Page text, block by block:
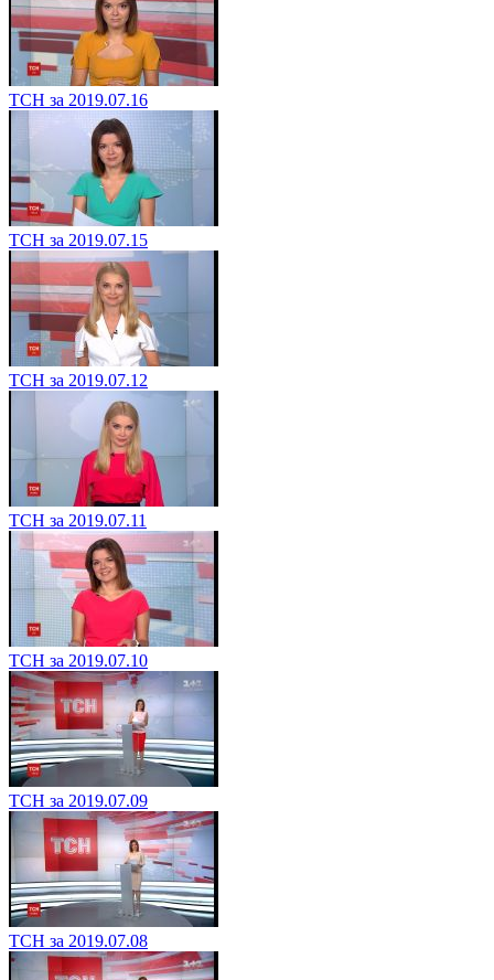
ТСН за 2019.07.16
ТСН за 2019.07.15
ТСН за 2019.07.12
ТСН за 2019.07.11
ТСН за 2019.07.10
ТСН за 2019.07.09
ТСН за 2019.07.08